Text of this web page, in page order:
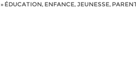
» ÉDUCATION, ENFANCE, JEUNESSE,